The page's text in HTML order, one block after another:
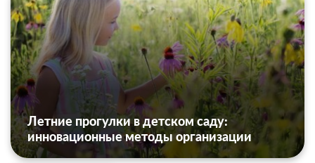
Летние прогулки в детском саду:
инновационные методы организации